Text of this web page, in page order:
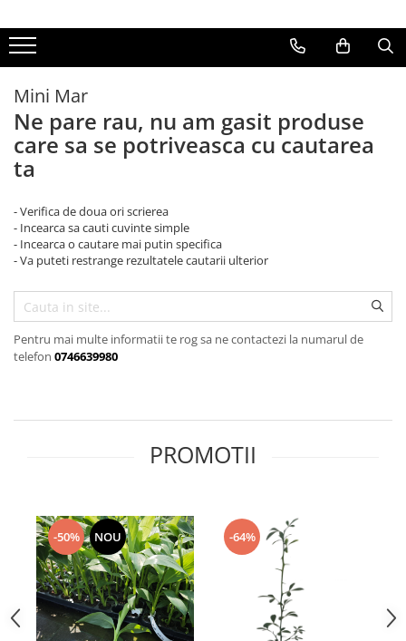
Agris Rosu
agris rosu fara spini
Agris verde
Coacaz alb
Coacaz Negru
coacaz rosu
Coacaz-Agris
Toti arbusti fructiferi
Toti Pomi fructiferi
Seminte speciale
Fructe
Legume
altoit de masa
altoit de vin
butas de masa
butas de vin
fara samburi
Mini Mar
Ne pare rau, nu am gasit produse
care sa se potriveasca cu cautarea
ta
- Verifica de doua ori scrierea
- Incearca sa cauti cuvinte simple
- Incearca o cautare mai putin specifica
- Va puteti restrange rezultatele cautarii ulterior
Pentru mai multe informatii te rog sa ne contactezi la numarul de
telefon 0746639980
PROMOTII
-50% NOU -64%